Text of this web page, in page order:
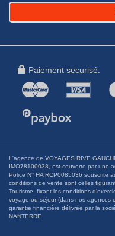
Paiement securisé:
L'agence de VOYAGES RIVE
IMO78100038, est couverte par une
Police N° HA RCP0085036 souscrite
conditions de vente sont celles
Tourisme, fixant les conditions
voyage ou séjour (dans nos agences
garantie financière délivrée par la
NANTERRE.